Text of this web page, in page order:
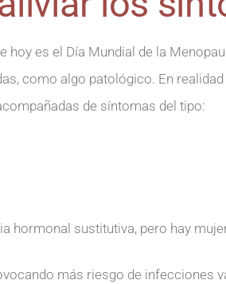
hoy es el Día Mundial de la
como algo patológico. En
de síntomas del tipo:
hormonal sustitutiva, pero hay
más riesgo de infecciones